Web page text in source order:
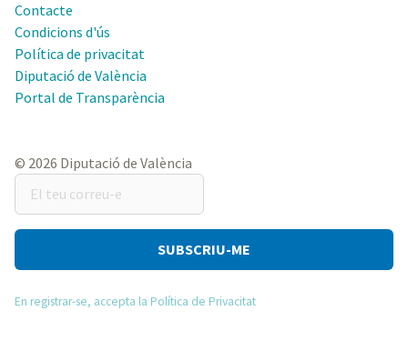
Contacte
Condicions d'ús
Política de privacitat
Diputació de València
Portal de Transparència
© 2026 Diputació de València
El
teu
correu-
En registrar-se, accepta la Política de Privacitat